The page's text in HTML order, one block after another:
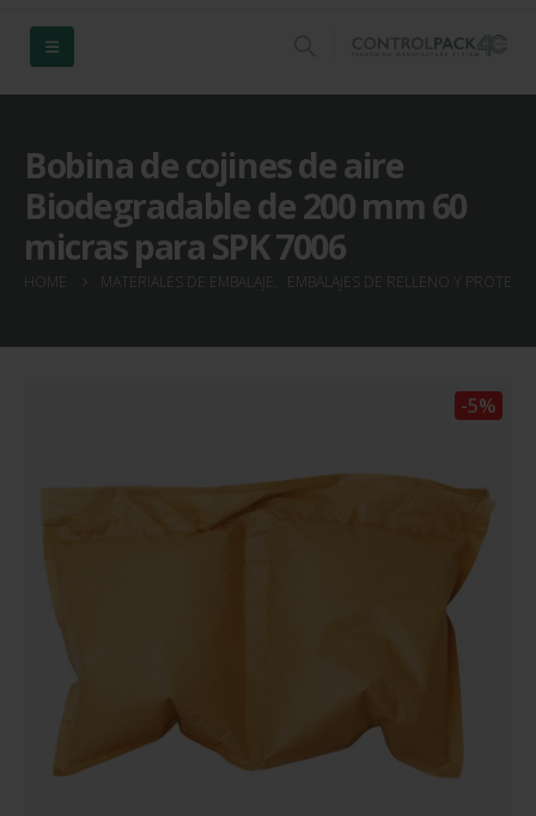
Bobina de cojines de aire
Biodegradable de 200 mm 60
micras para SPK 7006
HOME MATERIALES DE EMBALAJE EMBALAJES DE RELLENO Y
-5%